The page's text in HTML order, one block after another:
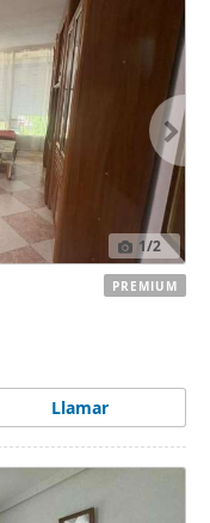
1/2
Llamar
PREMIUM